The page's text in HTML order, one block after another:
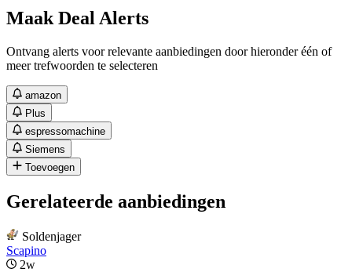
Maak Deal Alerts
Ontvang alerts voor relevante aanbiedingen door hieronder één of
meer trefwoorden te selecteren
amazon
Plus
espressomachine
Siemens
Toevoegen
Gerelateerde aanbiedingen
Soldenjager
Scapino
2w